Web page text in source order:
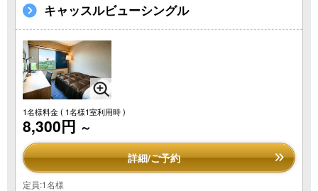
キャッスルビューシングル
1名様料金( 1名様1室利用時 )
8,300円 ～
詳細/ご予約
定員:1名様